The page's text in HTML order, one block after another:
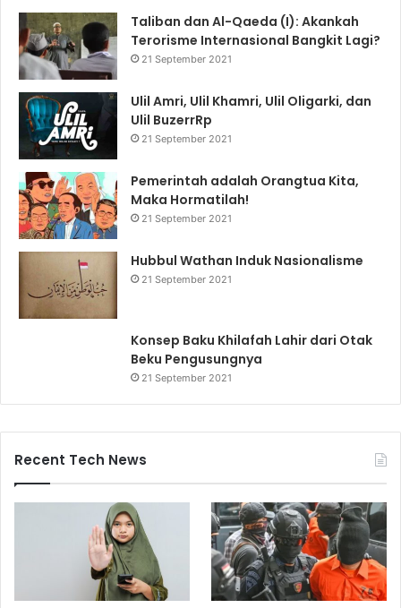
Taliban dan Al-Qaeda (I): Akankah
Terorisme Internasional Bangkit Lagi?
21 September 2021
Ulil Amri, Ulil Khamri, Ulil Oligarki, dan
Ulil BuzerrRp
21 September 2021
Pemerintah adalah Orangtua Kita,
Maka Hormatilah!
21 September 2021
Hubbul Wathan Induk Nasionalisme
21 September 2021
Konsep Baku Khilafah Lahir dari Otak
Beku Pengusungnya
21 September 2021
Recent Tech News